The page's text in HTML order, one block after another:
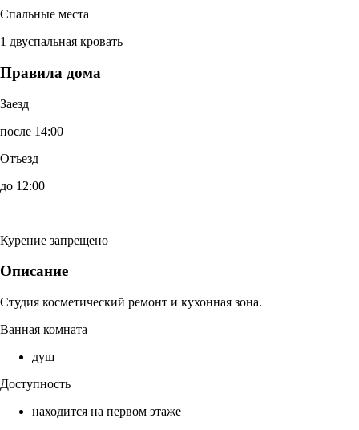
Спальные места
1 двуспальная кровать
Правила дома
Заезд
после 14:00
Отъезд
до 12:00
Курение запрещено
Описание
Студия косметический ремонт и кухонная зона.
Ванная комната
душ
Доступность
находится на первом этаже